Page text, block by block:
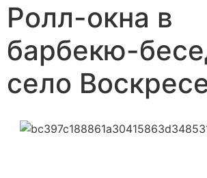
Ролл-окна в
барбекю-
село